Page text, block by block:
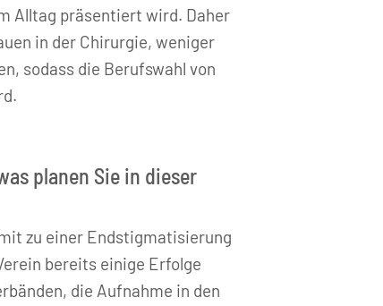
Alltag präsentiert wird. Daher
in der Chirurgie, weniger
sodass die Berufswahl von
planen Sie in dieser
zu einer Endstigmatisierung
bereits einige Erfolge
die Aufnahme in den